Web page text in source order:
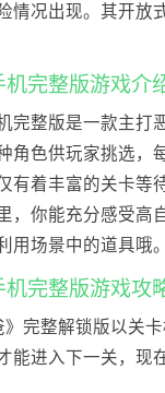
情况出现。其开放
完整版游戏介
完整版是一款主打
角色供玩家挑选，
有着丰富的关卡等
，你能充分感受高
用场景中的道具哦。
完整版游戏攻
完整解锁版以关
能进入下一关，现